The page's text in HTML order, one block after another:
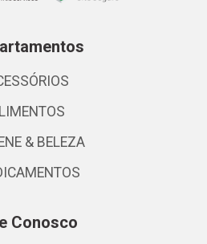
& BELEZA
Conosco